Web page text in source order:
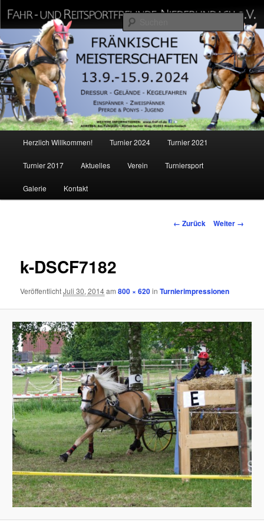
Inhalt
wechseln
Fahr und Reitsportfreunde
Niederlindach e.V.
Herzlich Willkommen! Turnier 2024 Turnier 2021
Turnier 2017 Aktuelles Verein Turniersport
Galerie Kontakt
Bilder-
← Zurück Weiter →
k-DSCF7182
VeröffentlichtJuli 30, 2014am800 × 620inTurnierimpressionen